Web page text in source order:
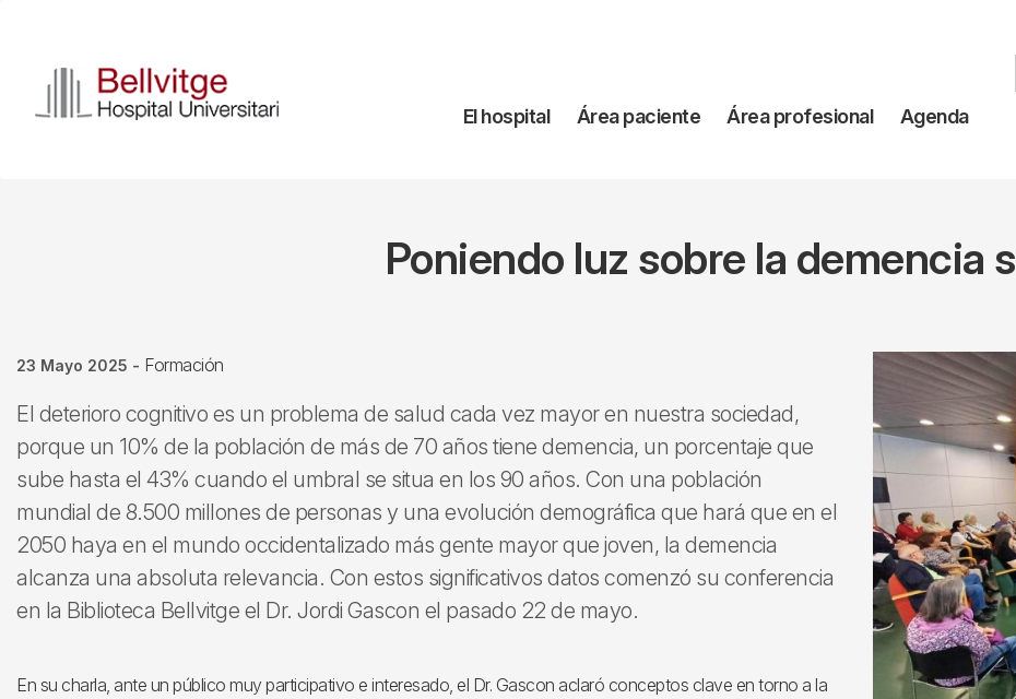
contenido
principal
Navegación
El hospital Área paciente Área profesional Agenda
Poniendo luz sobre la demencia
23 Mayo 2025 - Formación
El deterioro cognitivo es un problema de salud cada vez mayor en nuestra sociedad,
porque un 10% de la población de más de 70 años tiene demencia, un porcentaje que
sube hasta el 43% cuando el umbral se situa en los 90 años. Con una población
mundial de 8.500 millones de personas y una evolución demográfica que hará que en el
2050 haya en el mundo occidentalizado más gente mayor que joven, la demencia
alcanza una absoluta relevancia. Con estos significativos datos comenzó su conferencia
en la Biblioteca Bellvitge el Dr. Jordi Gascon el pasado 22 de mayo.
En su charla, ante un público muy participativo e interesado, el Dr. Gascon aclaró conceptos clave en torno a la